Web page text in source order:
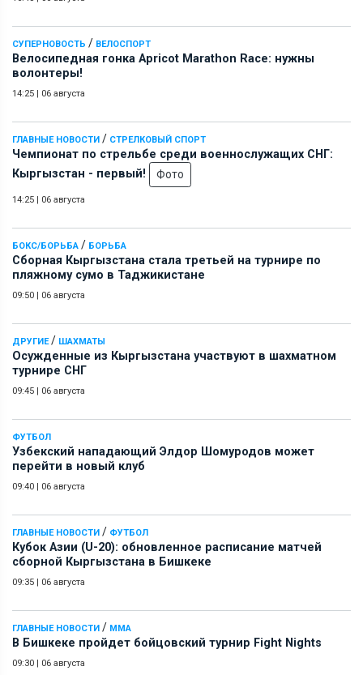
СУПЕРНОВОСТЬ / ВЕЛОСПОРТ
Велосипедная гонка Apricot Marathon Race: нужны
волонтеры!
14:25 | 06 августа
ГЛАВНЫЕ НОВОСТИ / СТРЕЛКОВЫЙ СПОРТ
Чемпионат по стрельбе среди военнослужащих СНГ:
Кыргызстан - первый!
Фото
14:25 | 06 августа
БОКС/БОРЬБА / БОРЬБА
Сборная Кыргызстана стала третьей на турнире по
пляжному сумо в Таджикистане
09:50 | 06 августа
ДРУГИЕ/ ШАХМАТЫ
Осужденные из Кыргызстана участвуют в шахматном
турнире СНГ
09:45 | 06 августа
ФУТБОЛ
Узбекский нападающий Элдор Шомуродов может
перейти в новый клуб
09:40 | 06 августа
ГЛАВНЫЕ НОВОСТИ / ФУТБОЛ
Кубок Азии (U-20): обновленное расписание матчей
сборной Кыргызстана в Бишкеке
09:35 | 06 августа
ГЛАВНЫЕ НОВОСТИ / ММА
В Бишкеке пройдет бойцовский турнир Fight Nights
09:30 | 06 августа